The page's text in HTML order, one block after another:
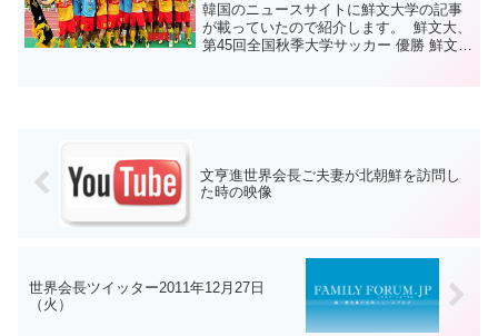
韓国のニュースサイトに鮮文大学の記事
が載っていたので紹介します。 鮮文大、
第45回全国秋季大学サッカー 優勝 鮮文大
文亨進世界会長ご夫妻が北朝鮮を訪問し
た時の映像
世界会長ツイッター2011年12月27日
（火）